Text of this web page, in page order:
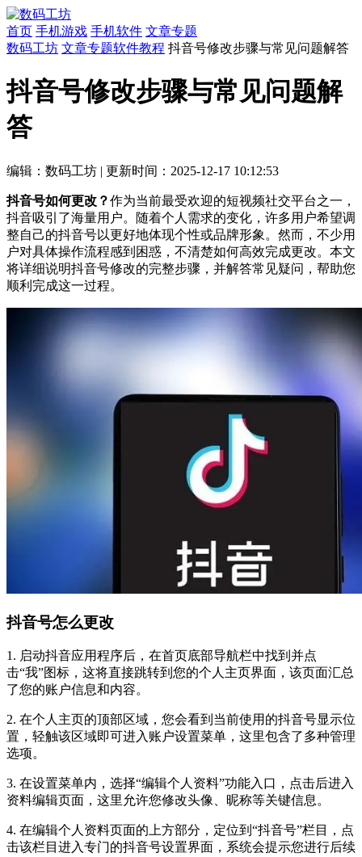
首页 手机游戏 手机软件 文章专题
数码工坊 文章专题软件教程 抖音号修改步骤与常见问题解答
抖音号修改步骤与常见问题解
答
编辑：数码工坊 | 更新时间：2025-12-17 10:12:53
抖音号如何更改？作为当前最受欢迎的短视频社交平台之一，
抖音吸引了海量用户。随着个人需求的变化，许多用户希望调
整自己的抖音号以更好地体现个性或品牌形象。然而，不少用
户对具体操作流程感到困惑，不清楚如何高效完成更改。本文
将详细说明抖音号修改的完整步骤，并解答常见疑问，帮助您
顺利完成这一过程。
抖音号怎么更改
1. 启动抖音应用程序后，在首页底部导航栏中找到并点
击“我”图标，这将直接跳转到您的个人主页界面，该页面汇总
了您的账户信息和内容。
2. 在个人主页的顶部区域，您会看到当前使用的抖音号显示位
置，轻触该区域即可进入账户设置菜单，这里包含了多种管理
选项。
3. 在设置菜单内，选择“编辑个人资料”功能入口，点击后进入
资料编辑页面，这里允许您修改头像、昵称等关键信息。
4. 在编辑个人资料页面的上方部分，定位到“抖音号”栏目，点
击该栏目进入专门的抖音号设置界面，系统会提示您进行后续